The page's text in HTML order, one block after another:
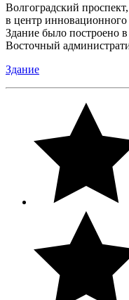
Волгоградский
в центр
Здание было построено
Восточный
Здание